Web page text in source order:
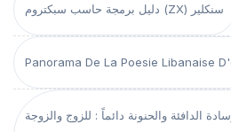
دليل برمجة حاسب سبكتروم (ZX) سنكلير
Panorama De La Poesie Libanaise
الدافئة والحنونة دائماً : للزوج والزوجة